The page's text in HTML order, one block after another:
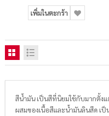
เพิ่มในตะกร้า
สีน้ำมัน เป็นสีที่นิยมใช้กับมากตั้ง
ผสมของเนื้อสีและน้ำมันลินสีด เ